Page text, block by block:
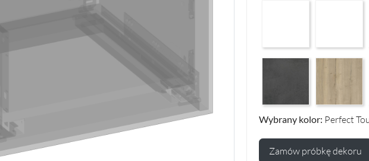
Premium
Wybrany kolor: Perfect
Zamów próbkę dekoru